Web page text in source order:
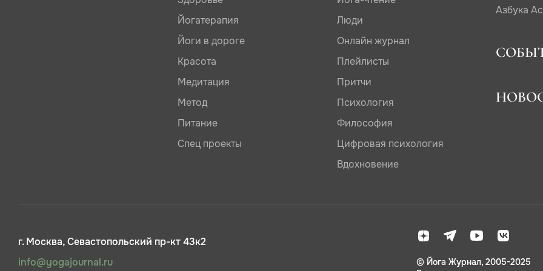
Йогатерапия
Йоги в дороге
Красота
Медитация
Метод
Питание
Спец проекты
Люди
Онлайн журнал
Плейлисты
Притчи
Психология
Философия
Цифровая психология
Вдохновение
Азбука
г. Москва, Севастопольский пр-кт 43к2
info@yogajournal.ru
© Йога Журнал, 2005-2025